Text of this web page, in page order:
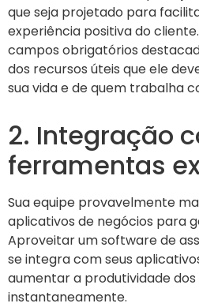
que seja projetado para
experiência positiva do
campos obrigatórios
dos recursos úteis que ele
sua vida e de quem trabalha
2. Integração
ferramentas
Sua equipe provavelmente
aplicativos de negócios para
Aproveitar um software de
se integra com seus
aumentar a produtividade
instantaneamente.